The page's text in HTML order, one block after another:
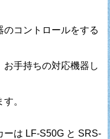
コントロールをする
手持ちの対応機器し
。
ーは LF-S50G と SRS-